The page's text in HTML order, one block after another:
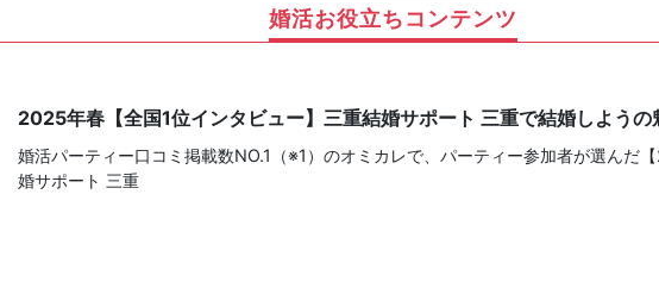
婚活お役立ちコンテンツ
2025年春【全国1位インタビュー】三重結婚サポート 三重で結婚しようの
婚活パーティー口コミ掲載数NO.1（※1）のオミカレで、パーティー参加者が選ん
婚サポート 三重